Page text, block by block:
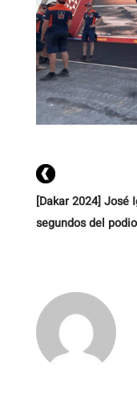
[Dakar 2024] José
segundos del